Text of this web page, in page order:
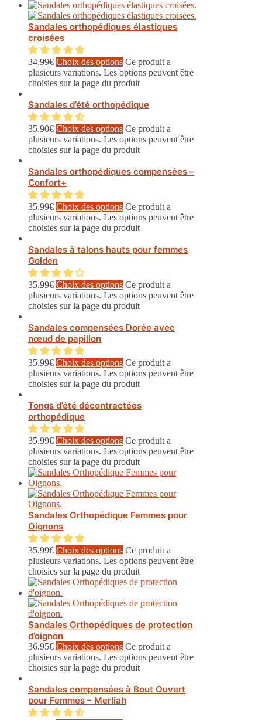
Sandales orthopédiques élastiques
croisées
34.99€ Choix des options Ce produit a
plusieurs variations. Les options peuvent être
choisies sur la page du produit
Sandales d’été orthopédique
35.90€ Choix des options Ce produit a
plusieurs variations. Les options peuvent être
choisies sur la page du produit
Sandales orthopédiques compensées –
Confort+
35.99€ Choix des options Ce produit a
plusieurs variations. Les options peuvent être
choisies sur la page du produit
Sandales à talons hauts pour femmes
Golden
35.99€ Choix des options Ce produit a
plusieurs variations. Les options peuvent être
choisies sur la page du produit
Sandales compensées Dorée avec
nœud de papillon
35.99€ Choix des options Ce produit a
plusieurs variations. Les options peuvent être
choisies sur la page du produit
Tongs d’été décontractées
orthopédique
35.99€ Choix des options Ce produit a
plusieurs variations. Les options peuvent être
choisies sur la page du produit
Sandales Orthopédique Femmes pour
Oignons
35.99€ Choix des options Ce produit a
plusieurs variations. Les options peuvent être
choisies sur la page du produit
Sandales Orthopédiques de protection
d’oignon
36.95€ Choix des options Ce produit a
plusieurs variations. Les options peuvent être
choisies sur la page du produit
Sandales compensées à Bout Ouvert
pour Femmes – Merliah